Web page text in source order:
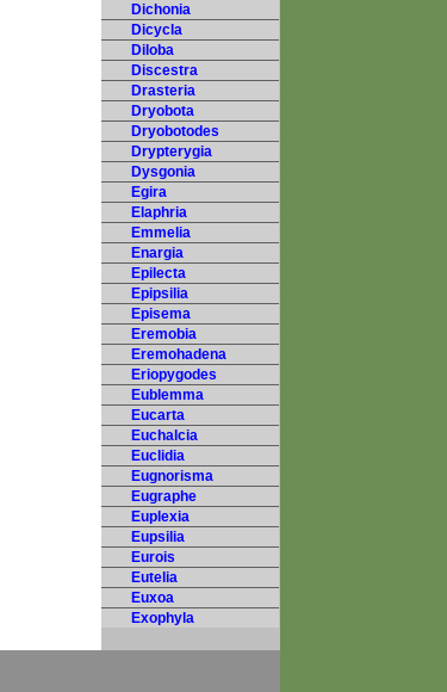
Dichonia
Dicycla
Diloba
Discestra
Drasteria
Dryobota
Dryobotodes
Drypterygia
Dysgonia
Egira
Elaphria
Emmelia
Enargia
Epilecta
Epipsilia
Episema
Eremobia
Eremohadena
Eriopygodes
Eublemma
Eucarta
Euchalcia
Euclidia
Eugnorisma
Eugraphe
Euplexia
Eupsilia
Eurois
Eutelia
Euxoa
Exophyla